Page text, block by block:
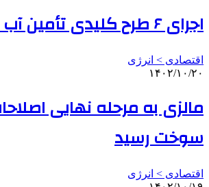
اجرای ۶ طرح کلیدی تأمین آب در سیستان
اقتصادی > انرژی
۱۴۰۲/۱۰/۲۰
مالزی به مرحله نهایی
سوخت رسید
اقتصادی > انرژی